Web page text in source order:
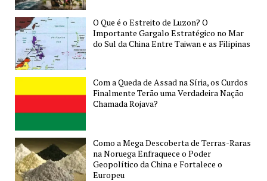
O Que é o Estreito de Luzon? O
Importante Gargalo Estratégico no Mar
do Sul da China Entre Taiwan e as Filipinas
Com a Queda de Assad na Síria, os Curdos
Finalmente Terão uma Verdadeira Nação
Chamada Rojava?
Como a Mega Descoberta de Terras-Raras
na Noruega Enfraquece o Poder
Geopolítico da China e Fortalece o
Europeu